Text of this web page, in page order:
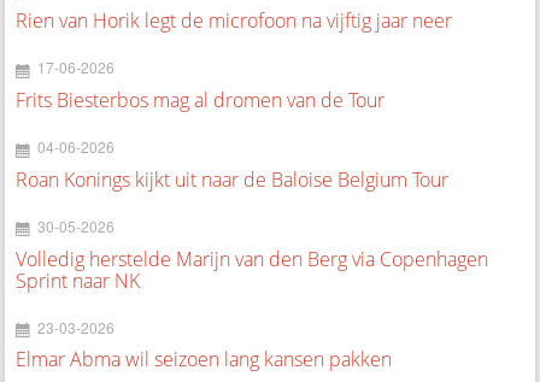
Rien van Horik legt de microfoon na vijftig jaar neer
17-06-2026
Frits Biesterbos mag al dromen van de Tour
04-06-2026
Roan Konings kijkt uit naar de Baloise Belgium Tour
30-05-2026
Volledig herstelde Marijn van den Berg via Copenhagen
Sprint naar NK
23-03-2026
Elmar Abma wil seizoen lang kansen pakken